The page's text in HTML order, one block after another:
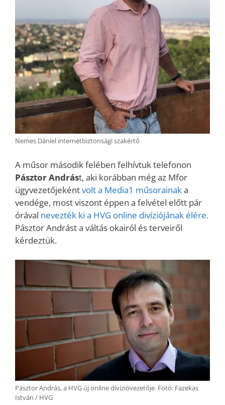
Nemes Dániel internetbiztonsági szakértő
A műsor második felében felhívtuk telefonon
Pásztor Andrást, aki korábban még az Mfor
ügyvezetőjekéntvolt a Media1 műsorainaka
vendége, most viszont éppen a felvétel előtt pár
órával nevezték ki a HVG online divíziójának élére.
Pásztor Andrást a váltás okairól és terveiről
kérdeztük.
Pásztor András, a HVG új online divízióvezetője. Fotó: Fazekas
István / HVG